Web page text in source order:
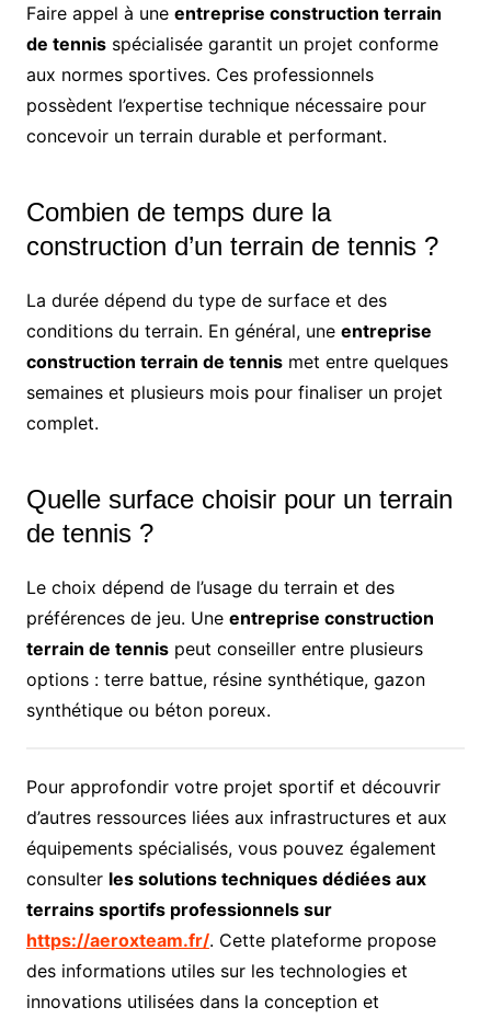
Faire appel à une entreprise construction terrain
de tennisspécialisée garantit un projet conforme
aux normes sportives. Ces professionnels
possèdent l’expertise technique nécessaire pour
concevoir un terrain durable et performant.
Combien de temps dure la
construction d’un terrain de tennis ?
La durée dépend du type de surface et des
conditions du terrain. En général, une entreprise
construction terrain de tennismet entre quelques
semaines et plusieurs mois pour finaliser un projet
complet.
Quelle surface choisir pour un terrain
de tennis ?
Le choix dépend de l’usage du terrain et des
préférences de jeu. Une entreprise construction
terrain de tennispeut conseiller entre plusieurs
options : terre battue, résine synthétique, gazon
synthétique ou béton poreux.
Pour approfondir votre projet sportif et découvrir
d’autres ressources liées aux infrastructures et aux
équipements spécialisés, vous pouvez également
consulter les solutions techniques dédiées aux
terrains sportifs professionnels sur
https://aeroxteam.fr/. Cette plateforme propose
des informations utiles sur les technologies et
innovations utilisées dans la conception et